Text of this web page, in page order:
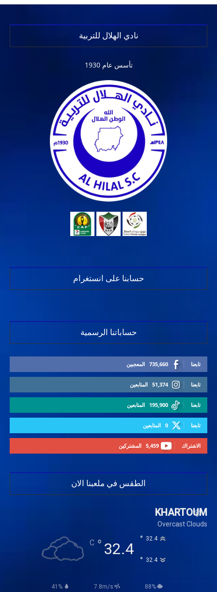
نادي الهلال للتربية
تأسس عام 1930
حسابنا على انستغرام
حساباتنا الرسمية
735,660 المعجبين تابعنا
51,374 المتابعين تابعنا
195,900 المتابعين تابعنا
0 المتابعين تابعنا
5,459 المشتركين الاشتراك
الطقس في ملعبنا الان
KHARTOUM
Overcast Clouds
32.4
°
C 32.4
°
32.4
°
41% 7.8m/s 88%